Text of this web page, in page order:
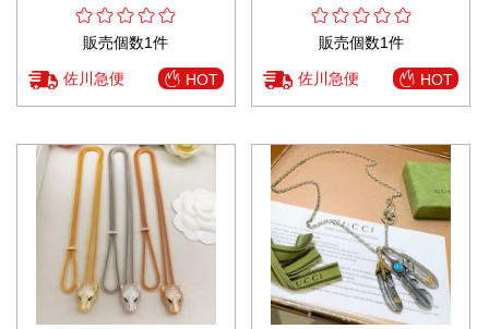
販売個数1件
佐川急便 HOT
販売個数1件
佐川急便 HOT